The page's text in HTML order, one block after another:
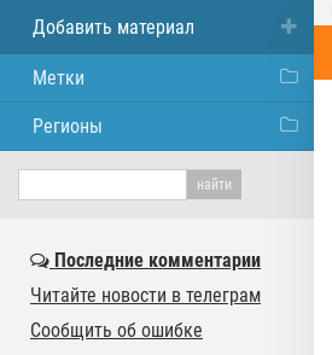
Добавить материал
Метки
Регионы
Последние комментарии
Читайте новости в телеграм
Сообщить об ошибке